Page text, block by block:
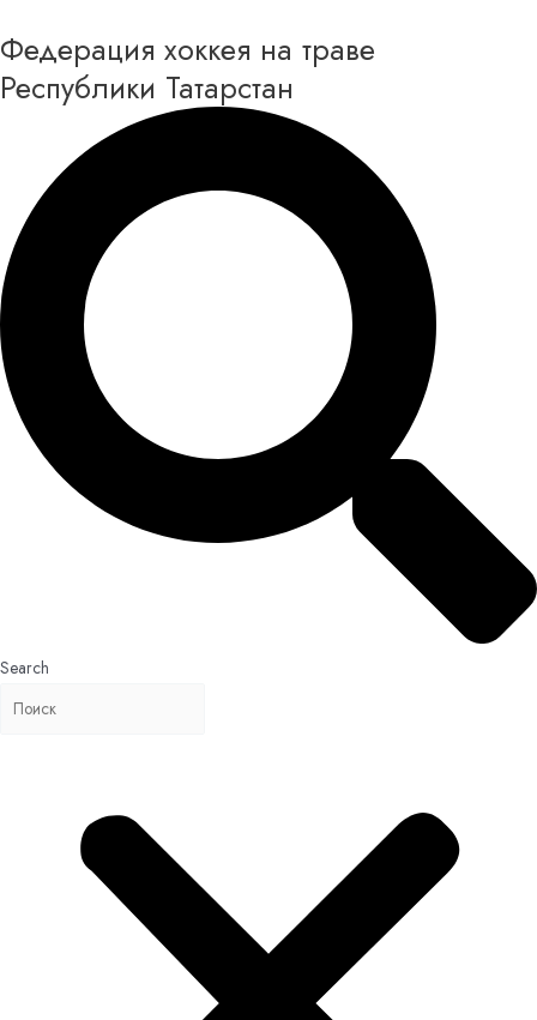
к
содержимому
Федерация хоккея на траве
Республики Татарстан
Search